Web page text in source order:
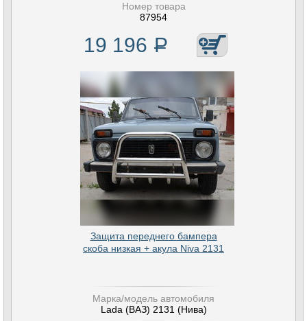
Номер товара
87954
19 196 Р
Защита переднего бампера
скоба низкая + акула Niva 2131
Марка/модель автомобиля
Lada (ВАЗ) 2131 (Нива)